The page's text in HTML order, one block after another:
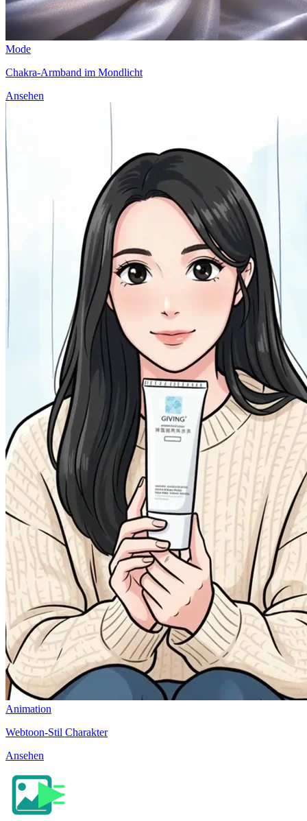
Mode
Chakra-Armband im Mondlicht
Ansehen
Animation
Webtoon-Stil Charakter
Ansehen